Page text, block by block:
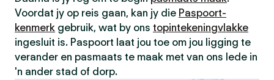
Voordat jy op reis gaan, kan jy die Paspoort-
kenmerk gebruik, wat by ons topintekeningvlakke
ingesluit is. Paspoort laat jou toe om jou ligging te
verander en pasmaats te maak met van ons lede in
'n ander stad of dorp.